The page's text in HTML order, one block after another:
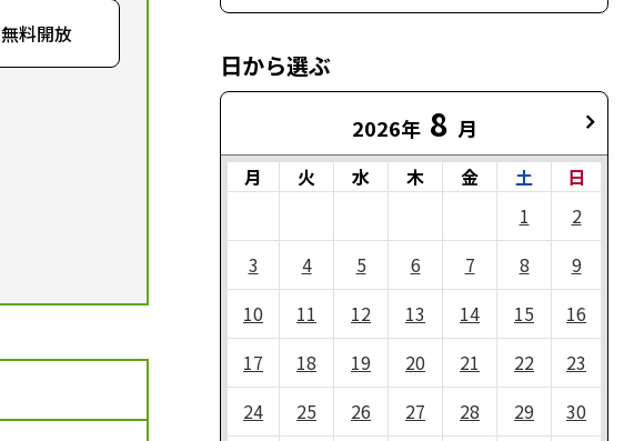
無料開放
日から選ぶ
2026年 8 月
月 火 水 木 金 土
日
1
2
3
4 5 6 7 8
9
10
11 12 13 14 15
16
17
18 19 20 21 22
23
24
25 26 27 28 29
30